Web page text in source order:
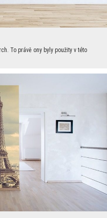
To právě ony byly použity v této